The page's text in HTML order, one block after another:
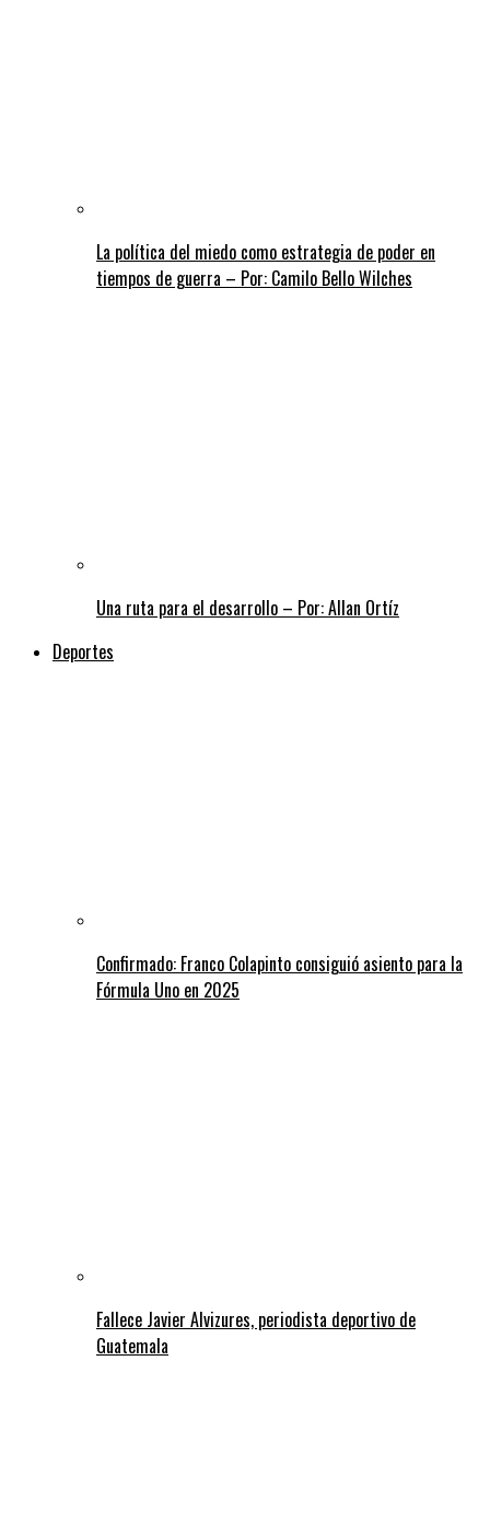
La política del miedo como estrategia de poder en
tiempos de guerra – Por: Camilo Bello Wilches
Una ruta para el desarrollo – Por: Allan Ortíz
Deportes
Confirmado: Franco Colapinto consiguió asiento para la
Fórmula Uno en 2025
Fallece Javier Alvizures, periodista deportivo de
Guatemala